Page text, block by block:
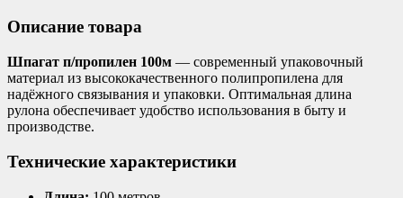
Описание товара
Шпагат п/пропилен 100м — современный упаковочный
материал из высококачественного полипропилена для
надёжного связывания и упаковки. Оптимальная длина
рулона обеспечивает удобство использования в быту и
производстве.
Технические характеристики